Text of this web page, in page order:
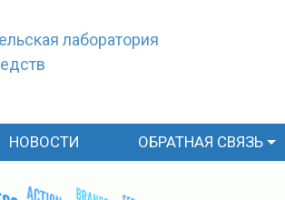
лаборатория
НОВОСТИ ОБРАТНАЯ СВЯЗЬ